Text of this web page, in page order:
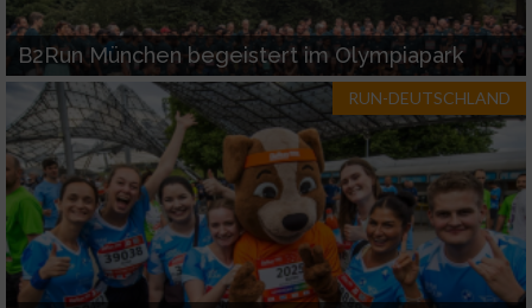
B2Run München begeistert im Olympiapark
RUN-DEUTSCHLAND